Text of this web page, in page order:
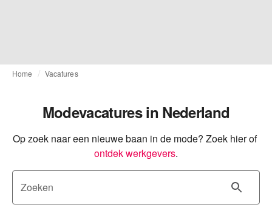
Home Vacatures
Modevacatures in Nederland
Op zoek naar een nieuwe baan in de mode? Zoek hier of
ontdek werkgevers.
Zoeken